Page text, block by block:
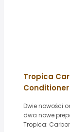
Tropica
Dwie nowości
dwa nowe
Tropica: